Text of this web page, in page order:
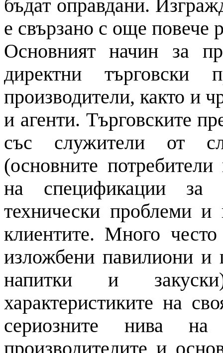
бъдат оправдани.
е свързано с още повече
Основният начин за
директни търговски
производители, както и
и агенти. Търговските
със служители от
(основните
на спецификации за
технически проблеми и
клиентите. Много често
изложбени павилиони и
напитки и
характеристиките на
сериозните нива
производителите и